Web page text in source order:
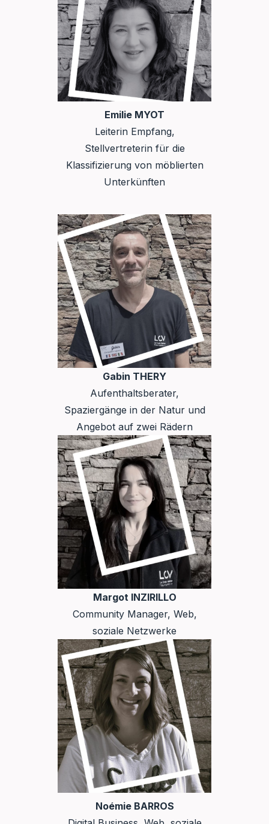
Emilie MYOT
Leiterin Empfang,
Stellvertreterin für die
Klassifizierung von möblierten
Unterkünften
Gabin THERY
Aufenthaltsberater,
Spaziergänge in der Natur und
Angebot auf zwei Rädern
Margot INZIRILLO
Community Manager, Web,
soziale Netzwerke
Noémie BARROS